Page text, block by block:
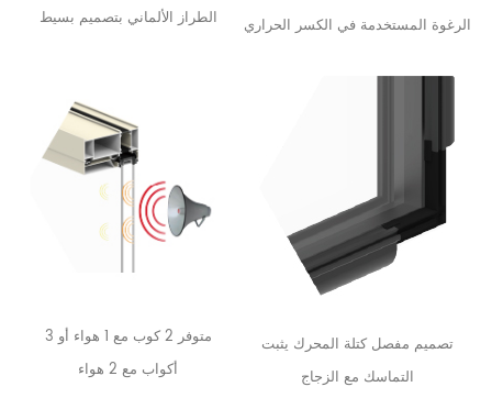
الطراز الألماني بتصميم بسيط الرغوة المستخدمة في الكسر الحراري
متوفر 2 كوب مع 1 هواء أو 3
أكواب مع 2 هواء
تصميم مفصل كتلة المحرك يثبت
التماسك مع الزجاج